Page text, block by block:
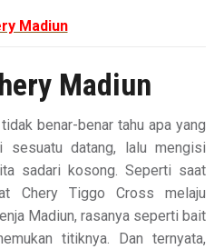
Madiun
Madiun
benar-benar tahu apa yang
sesuatu datang, lalu mengisi
sadari kosong. Seperti saat
Chery Tiggo Cross melaju
Madiun, rasanya seperti bait
titiknya. Dan ternyata,